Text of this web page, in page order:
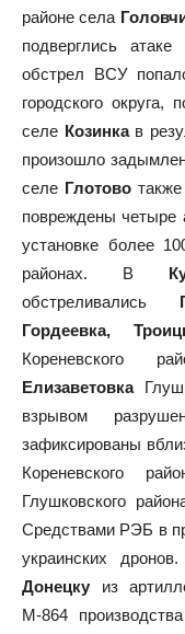
районе села
подверглись
обстрел ВСУ
городского
селе Козинкав
произошло
селе Глотовотакже
повреждены четыре
установке более
районах. В
обстреливались
Гордеевка,
Кореневского
Елизаветовка
взрывом
зафиксированы
Кореневского
Глушковского
Средствами РЭБ в
украинских
Донецку из
М-864